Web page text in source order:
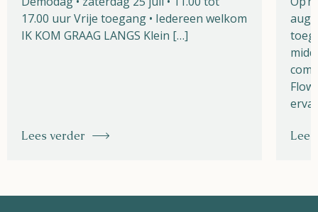
17.00 uur Vrije toegang • Iedereen welkom
IK KOM GRAAG LANGS Klein […]
Lees verder